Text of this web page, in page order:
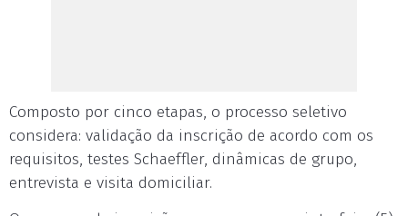
Composto por cinco etapas, o processo seletivo
considera: validação da inscrição de acordo com os
requisitos, testes Schaeffler, dinâmicas de grupo,
entrevista e visita domiciliar.